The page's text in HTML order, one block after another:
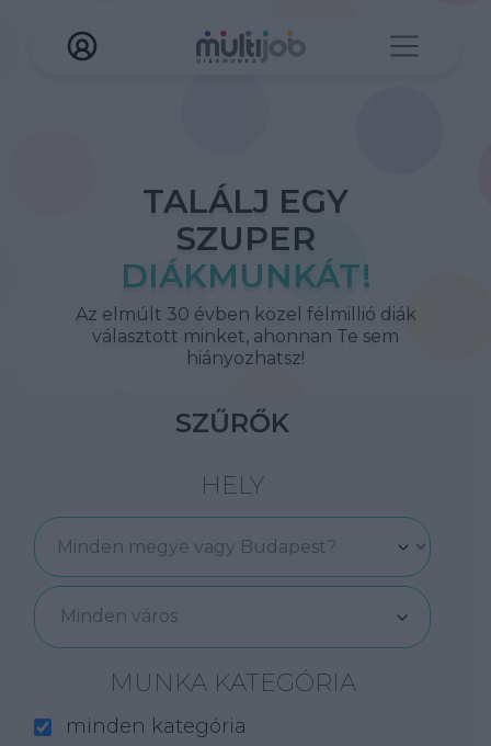
TALÁLJ EGY
SZUPER
DIÁKMUNKÁT!
Az elmúlt 30 évben közel félmillió diák
választott minket, ahonnan Te sem
hiányozhatsz!
SZŰRŐK
HELY
Minden város
MUNKA KATEGÓRIA
minden kategória